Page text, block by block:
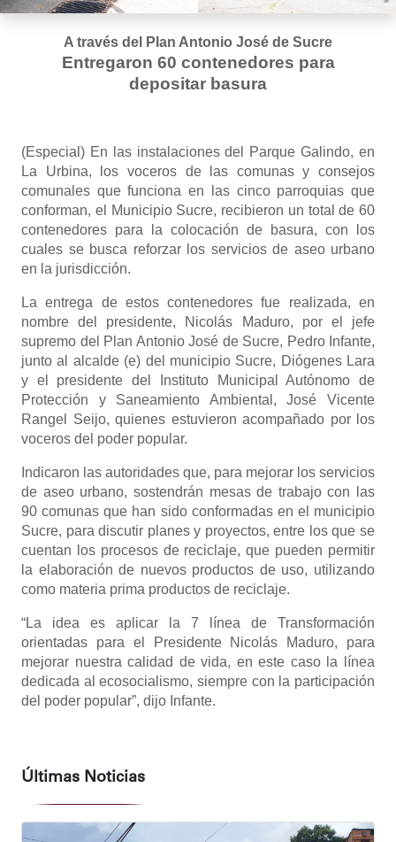
A través del Plan Antonio José de Sucre
Entregaron 60 contenedores para
depositar basura
(Especial) En las instalaciones del Parque Galindo, en
La Urbina, los voceros de las comunas y consejos
comunales que funciona en las cinco parroquias que
conforman, el Municipio Sucre, recibieron un total de 60
contenedores para la colocación de basura, con los
cuales se busca reforzar los servicios de aseo urbano
en la jurisdicción.
La entrega de estos contenedores fue realizada, en
nombre del presidente, Nicolás Maduro, por el jefe
supremo del Plan Antonio José de Sucre, Pedro Infante,
junto al alcalde (e) del municipio Sucre, Diógenes Lara
y el presidente del Instituto Municipal Autónomo de
Protección y Saneamiento Ambiental, José Vicente
Rangel Seijo, quienes estuvieron acompañado por los
voceros del poder popular.
Indicaron las autoridades que, para mejorar los servicios
de aseo urbano, sostendrán mesas de trabajo con las
90 comunas que han sido conformadas en el municipio
Sucre, para discutir planes y proyectos, entre los que se
cuentan los procesos de reciclaje, que pueden permitir
la elaboración de nuevos productos de uso, utilizando
como materia prima productos de reciclaje.
“La idea es aplicar la 7 línea de Transformación
orientadas para el Presidente Nicolás Maduro, para
mejorar nuestra calidad de vida, en este caso la línea
dedicada al ecosocialismo, siempre con la participación
del poder popular”, dijo Infante.
Últimas Noticias